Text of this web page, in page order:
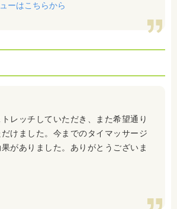
ーはこちらから
レッチしていただき、また希望通り
けました。今までのタイマッサージ
がありました。ありがとうございま